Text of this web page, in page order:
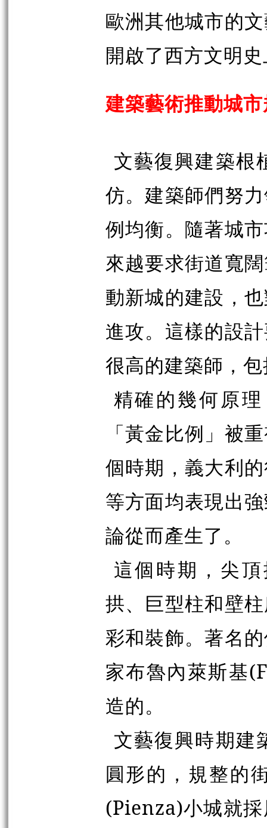
歐洲其他城市的
開啟了西方文明
建築藝術推動城
文藝復興建築根
仿。建築師們努
例均衡。隨著城
來越要求街道寬
動新城的建設，
進攻。這樣的設
很高的建築師，
精確的幾何原
「黃金比例」被
個時期，義大利
等方面均表現出
論從而產生了。
這個時期，尖
拱、巨型柱和壁
彩和裝飾。著名
家布魯內萊斯基
造的。
文藝復興時期建
圓形的，規整的
(Pienza)小城就